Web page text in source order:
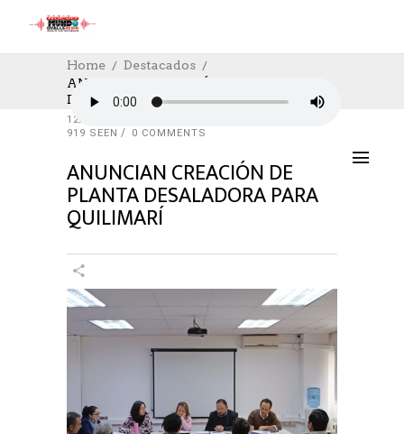
Home
Destacados
ANUNCIAN CREACIÓN DE PLANTA
DESALADORA PARA QUILIMARÍ
DESTACADOS NOTICIAS,SOCIAL
12/10/2023
919 SEEN
0 COMMENTS
ANUNCIAN CREACIÓN DE
PLANTA DESALADORA PARA
QUILIMARÍ